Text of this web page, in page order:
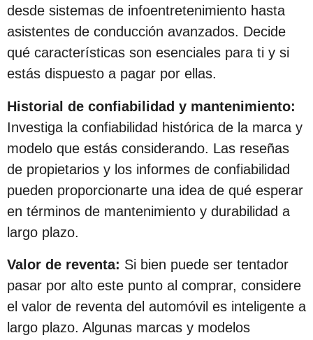
desde sistemas de infoentretenimiento hasta
asistentes de conducción avanzados. Decide
qué características son esenciales para ti y si
estás dispuesto a pagar por ellas.
Historial de confiabilidad y mantenimiento:
Investiga la confiabilidad histórica de la marca y
modelo que estás considerando. Las reseñas
de propietarios y los informes de confiabilidad
pueden proporcionarte una idea de qué esperar
en términos de mantenimiento y durabilidad a
largo plazo.
Valor de reventa: Si bien puede ser tentador
pasar por alto este punto al comprar, considere
el valor de reventa del automóvil es inteligente a
largo plazo. Algunas marcas y modelos